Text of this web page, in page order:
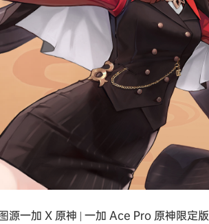
一加 X 原神 | 一加 Ace Pro 原神限定版